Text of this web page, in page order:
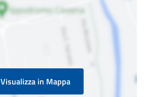
Visualizza in Mappa